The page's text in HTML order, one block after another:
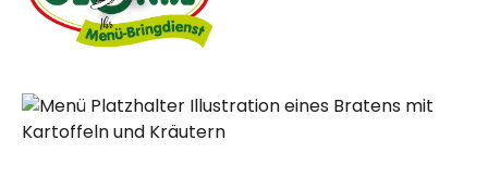
Bildergalerie überspringen